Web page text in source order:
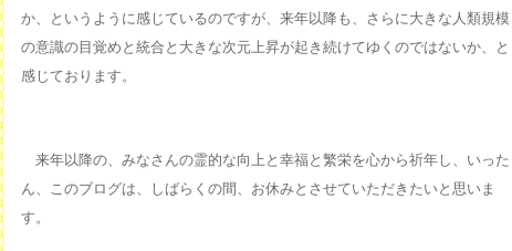
か、というように感じているのですが、来年以降も、さらに大きな人類規模
の意識の目覚めと統合と大きな次元上昇が起き続けてゆくのではないか、と
感じております。
来年以降の、みなさんの霊的な向上と幸福と繁栄を心から祈年し、いった
ん、このブログは、しばらくの間、お休みとさせていただきたいと思いま
す。